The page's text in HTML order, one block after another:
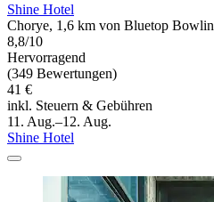
Shine Hotel
Chorye, 1,6 km von Bluetop
8,8/10
Hervorragend
(349 Bewertungen)
41 €
inkl. Steuern & Gebühren
11. Aug.–12. Aug.
Shine Hotel